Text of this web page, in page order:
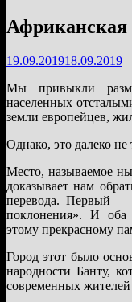
Африканская
19.09.201918.09.2019
Мы привыкли
населенных
земли европейцев,
Однако, это далеко не
Место, называемое
доказывает нам
перевода. Первый
поклонения». И оба
этому прекрасному
Город этот было
народности Банту,
современных жителей